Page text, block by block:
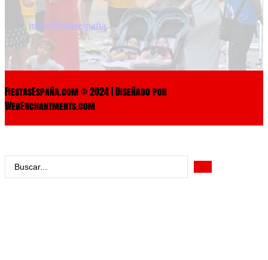
info@fiestasespaña
FiestasEspaña.com © 2024 | Diseñado por
WebEnchantments.com